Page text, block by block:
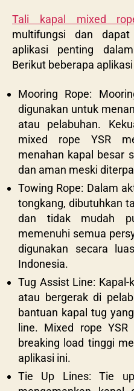
Tali kapal mixed
multifungsi dan
aplikasi penting
Berikut beberapa
Mooring Rope:
digunakan untuk
atau pelabuhan.
mixed rope YSR
menahan kapal besar
dan aman meski
Towing Rope: Dalam
tongkang, dibutuhkan
dan tidak mudah
memenuhi semua
digunakan secara
Indonesia.
Tug Assist Line:
atau bergerak di
bantuan kapal tug
line. Mixed rope
breaking load tinggi
aplikasi ini.
Tie Up Lines: Tie